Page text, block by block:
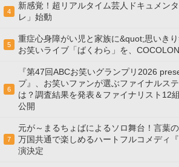
4
新感覚！超リアルタイム芸人ドキュメン
レ」始動
5
重症心身障がい児と家族に&quot;思いき
お笑いライブ「ばくわら」を、
6
『第47回ABCお笑いグランプリ2026
プ』、お笑いファンが選ぶファイナルス
は？調査結果を発表＆ファイナリスト12
公開
7
元が～まるちょばによるソロ舞台！言葉
万国共通で楽しめるハートフルコメディ
演決定